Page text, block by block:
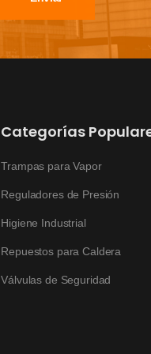
Categorías
Trampas para Vapor
Reguladores de Presión
Higiene Industrial
Repuestos para Caldera
Válvulas de Seguridad